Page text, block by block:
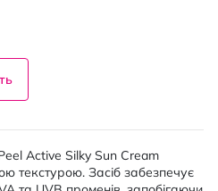
Active Silky Sun Cream
текстурою. Засіб забезпечує